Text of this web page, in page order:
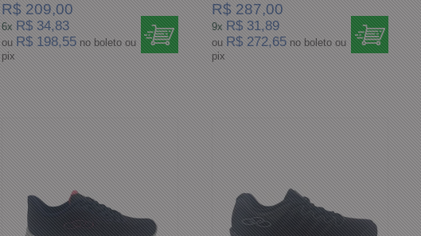
R$ 209,00
6x R$ 34,83
ou R$ 198,55 no boleto ou
pix
R$ 287,00
9x R$ 31,89
ou R$ 272,65 no boleto ou
pix